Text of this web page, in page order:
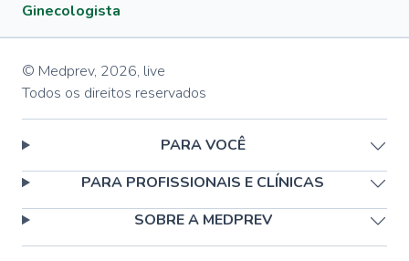
Ginecologista
© Medprev, 2026, live
Todos os direitos reservados
PARA VOCÊ
PARA PROFISSIONAIS E CLÍNICAS
SOBRE A MEDPREV